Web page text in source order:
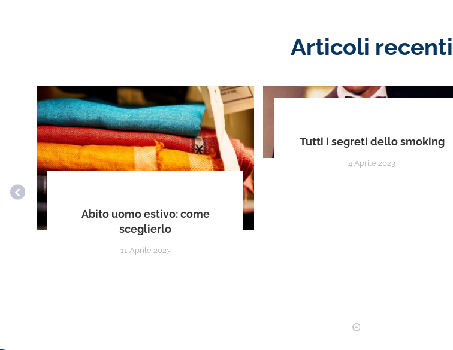
Articoli recenti
Abito uomo estivo: come
sceglierlo
11 Aprile 2023
Tutti i segreti dello smoking
4 Aprile 2023